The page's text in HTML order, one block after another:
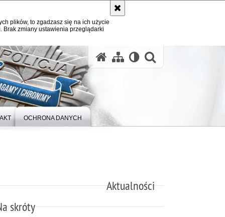
plików, to zgadzasz się na ich użycie
zmiany ustawienia przeglądarki
OCHRONA DANYCH
Aktualności
skróty